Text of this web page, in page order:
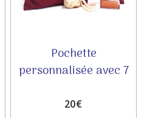
Pochette
personnalisée avec 7
démaquillantes
20€